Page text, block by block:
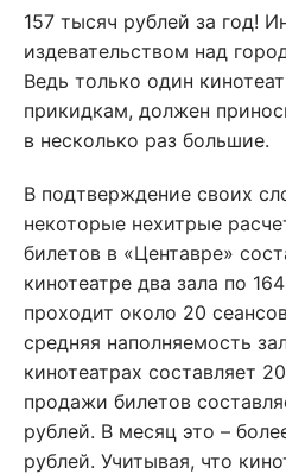
157 тысяч рублей за год!
издевательством над
Ведь только один
прикидкам, должен
в несколько раз большие.
В подтверждение своих
некоторые нехитрые
билетов в «Центавре»
кинотеатре два зала по
проходит около 20
средняя наполняемость
кинотеатрах составляет
продажи билетов
рублей. В месяц это –
рублей. Учитывая, что